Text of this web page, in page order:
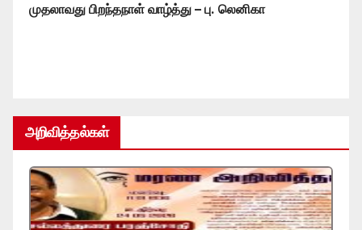
முதலாவது பிறந்தநாள் வாழ்த்து – பு. லெனிகா
அறிவித்தல்கள்